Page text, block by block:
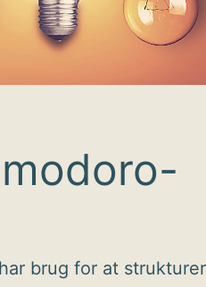
brug for at